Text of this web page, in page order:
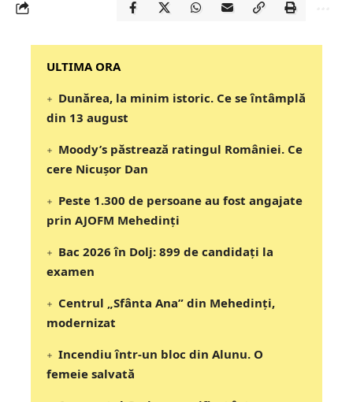
‎‎‎‎‎‎‎ULTIMA ORA
Dunărea, la minim istoric. Ce se întâmplă
din 13 august
Moody’s păstrează ratingul României. Ce
cere Nicușor Dan
Peste 1.300 de persoane au fost angajate
prin AJOFM Mehedinți
Bac 2026 în Dolj: 899 de candidați la
examen
Centrul „Sfânta Ana” din Mehedinți,
modernizat
Incendiu într-un bloc din Alunu. O
femeie salvată